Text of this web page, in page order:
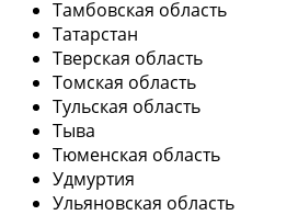
Тамбовская область
Татарстан
Тверская область
Томская область
Тульская область
Тыва
Тюменская область
Удмуртия
Ульяновская область